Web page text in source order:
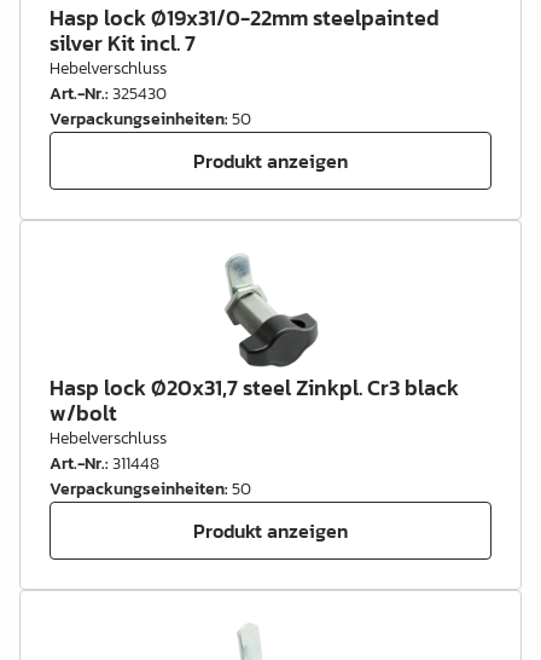
Hasp lock Ø19x31/0-22mm steelpainted
silver Kit incl. 7
Hebelverschluss
Art.-Nr.:325430
Verpackungseinheiten:50
Produkt anzeigen
Hasp lock Ø20x31,7 steel Zinkpl. Cr3 black
w/bolt
Hebelverschluss
Art.-Nr.:311448
Verpackungseinheiten:50
Produkt anzeigen